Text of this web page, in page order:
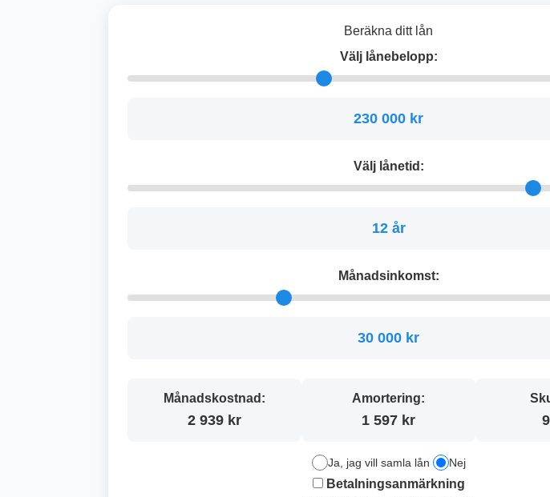
Beräkna ditt lån
Välj lånebelopp:
230 000 kr
Välj lånetid:
12 år
Månadsinkomst:
30 000 kr
Månadskostnad:
2 939 kr
Amortering:
1 597 kr
Ja, jag vill samla lån Nej
Betalningsanmärkning